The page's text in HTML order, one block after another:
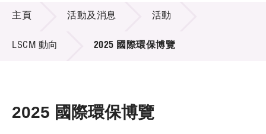
技術商品化
項目及資助計劃
活動及消息
活動及消息
主頁 活動及消息 活動
LSCM 動向 2025 國際環保博覽
2025 國際環保博覽